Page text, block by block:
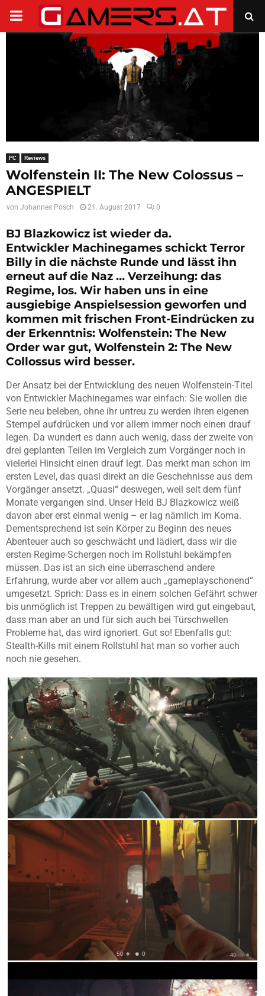
PRIMARY
PC Reviews
Wolfenstein II: The New Colossus –
ANGESPIELT
von Johannes Posch 21. August 2017 0
BJ Blazkowicz ist wieder da.
Entwickler Machinegames schickt Terror
Billy in die nächste Runde und lässt ihn
erneut auf die Naz … Verzeihung: das
Regime, los. Wir haben uns in eine
ausgiebige Anspielsession geworfen und
kommen mit frischen Front-Eindrücken zu
der Erkenntnis: Wolfenstein: The New
Order war gut, Wolfenstein 2: The New
Collossus wird besser.
Der Ansatz bei der Entwicklung des neuen Wolfenstein-Titel
von Entwickler Machinegames war einfach: Sie wollen die
Serie neu beleben, ohne ihr untreu zu werden ihren eigenen
Stempel aufdrücken und vor allem immer noch einen drauf
legen. Da wundert es dann auch wenig, dass der zweite von
drei geplanten Teilen im Vergleich zum Vorgänger noch in
vielerlei Hinsicht einen drauf legt. Das merkt man schon im
ersten Level, das quasi direkt an die Geschehnisse aus dem
Vorgänger ansetzt. „Quasi“ deswegen, weil seit dem fünf
Monate vergangen sind. Unser Held BJ Blazkowicz weiß
davon aber erst einmal wenig – er lag nämlich im Koma.
Dementsprechend ist sein Körper zu Beginn des neues
Abenteuer auch so geschwächt und lädiert, dass wir die
ersten Regime-Schergen noch im Rollstuhl bekämpfen
müssen. Das ist an sich eine überraschend andere
Erfahrung, wurde aber vor allem auch „gameplayschonend“
umgesetzt. Sprich: Dass es in einem solchen Gefährt schwer
bis unmöglich ist Treppen zu bewältigen wird gut eingebaut,
dass man aber an und für sich auch bei Türschwellen
Probleme hat, das wird ignoriert. Gut so! Ebenfalls gut:
Stealth-Kills mit einem Rollstuhl hat man so vorher auch
noch nie gesehen.